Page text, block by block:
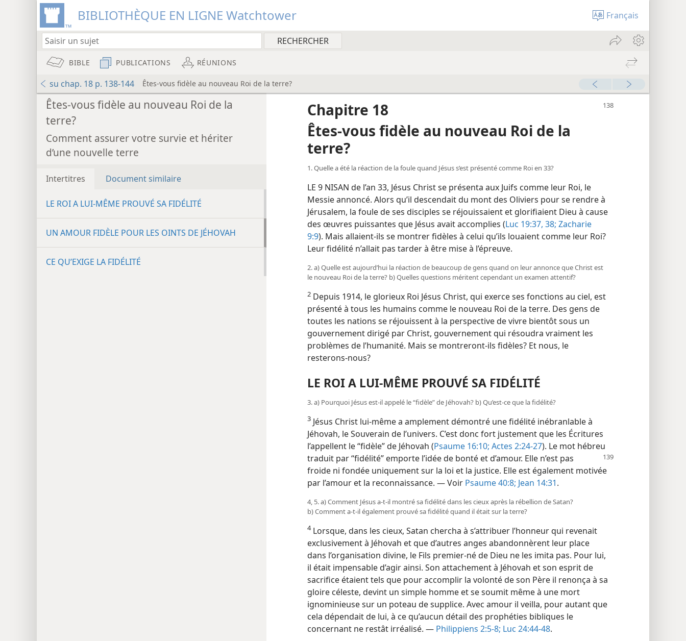
BIBLIOTHÈQUE EN LIGNE Watchtower Français
BIBLE PUBLICATIONS RÉUNIONS
su chap. 18 p. 138-144 Êtes-vous fidèle au nouveau Roi de la terre?
Êtes-vous fidèle au nouveau Roi de la
terre?
Comment assurer votre survie et hériter
d’une nouvelle terre
Intertitres Document similaire
LE ROI A LUI-​MÊME PROUVÉ SA FIDÉLITÉ
UN AMOUR FIDÈLE POUR LES OINTS DE JÉHOVAH
CE QU’EXIGE LA FIDÉLITÉ
Chapitre 18
Êtes-​vous fidèle au nouveau Roi de la
terre?
1. Quelle a été la réaction de la foule quand Jésus s’est présenté comme Roi en 33?
LE 9 NISAN de l’an 33, Jésus Christ se présenta aux Juifs comme leur Roi, le
Messie annoncé. Alors qu’il descendait du mont des Oliviers pour se rendre à
Jérusalem, la foule de ses disciples se réjouissaient et glorifiaient Dieu à cause
des œuvres puissantes que Jésus avait accomplies (Luc 19:37, 38; Zacharie
9:9). Mais allaient-​ils se montrer fidèles à celui qu’ils louaient comme leur Roi?
Leur fidélité n’allait pas tarder à être mise à l’épreuve.
2. a) Quelle est aujourd’hui la réaction de beaucoup de gens quand on leur annonce que Christ est
le nouveau Roi de la terre? b) Quelles questions méritent cependant un examen attentif?
2 Depuis 1914, le glorieux Roi Jésus Christ, qui exerce ses fonctions au ciel, est
présenté à tous les humains comme le nouveau Roi de la terre. Des gens de
toutes les nations se réjouissent à la perspective de vivre bientôt sous un
gouvernement dirigé par Christ, gouvernement qui résoudra vraiment les
problèmes de l’humanité. Mais se montreront-​ils fidèles? Et nous, le
resterons-​nous?
LE ROI A LUI-​MÊME PROUVÉ SA FIDÉLITÉ
3. a) Pourquoi Jésus est-​il appelé le “fidèle” de Jéhovah? b) Qu’est-​ce que la fidélité?
3 Jésus Christ lui-​même a amplement démontré une fidélité inébranlable à
Jéhovah, le Souverain de l’univers. C’est donc fort justement que les Écritures
l’appellent le “fidèle” de Jéhovah (Psaume 16:10; Actes 2:24-27). Le mot hébreu
traduit par “fidélité” emporte l’idée de bonté et d’amour. Elle n’est pas
froide ni fondée uniquement sur la loi et la justice. Elle est également motivée
par l’amour et la reconnaissance. — Voir Psaume 40:8; Jean 14:31.
4, 5. a) Comment Jésus a-​t-​il montré sa fidélité dans les cieux après la rébellion de Satan?
b) Comment a-​t-​il également prouvé sa fidélité quand il était sur la terre?
4Lorsque, dans les cieux, Satan chercha à s’attribuer l’honneur qui revenait
exclusivement à Jéhovah et que d’autres anges abandonnèrent leur place
dans l’organisation divine, le Fils premier-né de Dieu ne les imita pas. Pour lui,
il était impensable d’agir ainsi. Son attachement à Jéhovah et son esprit de
sacrifice étaient tels que pour accomplir la volonté de son Père il renonça à sa
gloire céleste, devint un simple homme et se soumit même à une mort
ignominieuse sur un poteau de supplice. Avec amour il veilla, pour autant que
cela dépendait de lui, à ce qu’aucun détail des prophéties bibliques le
concernant ne restât irréalisé. — Philippiens 2:5-8; Luc 24:44-48.